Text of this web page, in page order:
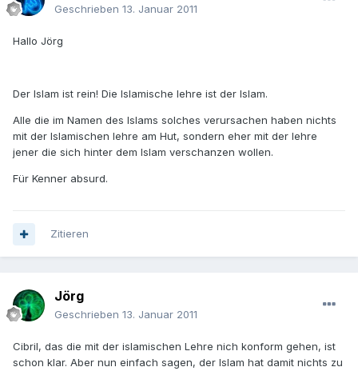
Geschrieben 13. Januar 2011
Hallo Jörg
Der Islam ist rein! Die Islamische lehre ist der Islam.
Alle die im Namen des Islams solches verursachen haben nichts
mit der Islamischen lehre am Hut, sondern eher mit der lehre
jener die sich hinter dem Islam verschanzen wollen.
Für Kenner absurd.
Zitieren
Jörg
Geschrieben 13. Januar 2011
Cibril, das die mit der islamischen Lehre nich konform gehen, ist
schon klar. Aber nun einfach sagen, der Islam hat damit nichts zu